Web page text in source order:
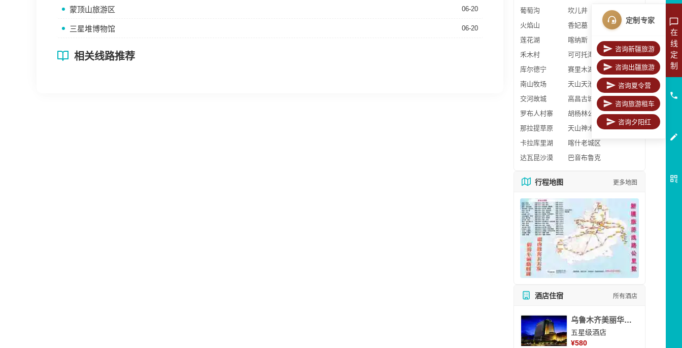
蒙顶山旅游区 06-20
三星堆博物馆 06-20
相关线路推荐
葡萄沟
坎儿井
火焰山
香妃墓
莲花湖
喀纳斯
禾木村
可可托海
库尔德宁
赛里木湖
南山牧场
天山天池
交河故城
高昌古城
罗布人村寨
胡杨林公园
那拉提草原
天山神木园
卡拉库里湖
喀什老城区
达瓦昆沙漠
巴音布鲁克
行程地图 更多地图
酒店住宿 所有酒店
乌鲁木齐美丽华大酒
五星级酒店
¥580
在
线
定
制
定制专家
咨询新疆旅游
咨询出疆旅游
咨询夏令营
咨询旅游租车
咨询夕阳红